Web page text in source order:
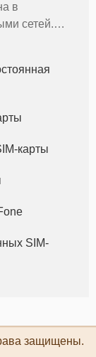
в
сетей.
его с
карты
SIM-
защищены.